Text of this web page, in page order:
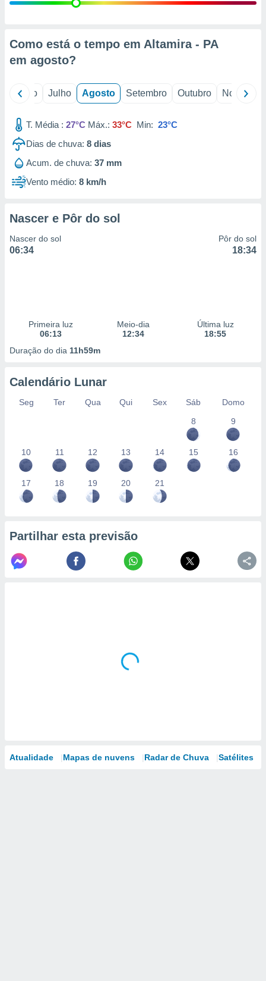
estudos
1199
Como está o tempo em Altamira - PA
em agosto?
Junho Julho Agosto Setembro Outubro Novembro
T. Média : 27°C Máx.: 33°C Min: 23°C
Dias de chuva: 8 dias
Acum. de chuva: 37 mm
Vento médio: 8 km/h
Nascer e Pôr do sol
Nascer do sol
06:34
Pôr do sol
18:34
Primeira luz
06:13
Meio-dia
12:34
Última luz
18:55
Duração do dia 11h59m
Calendário Lunar
Seg Ter Qua Qui Sex Sáb
Domo
8
9
10 11 12 13 14 15 16
17 18 19 20 21
Partilhar esta previsão
Atualidade Mapas de nuvens Radar de Chuva Satélites